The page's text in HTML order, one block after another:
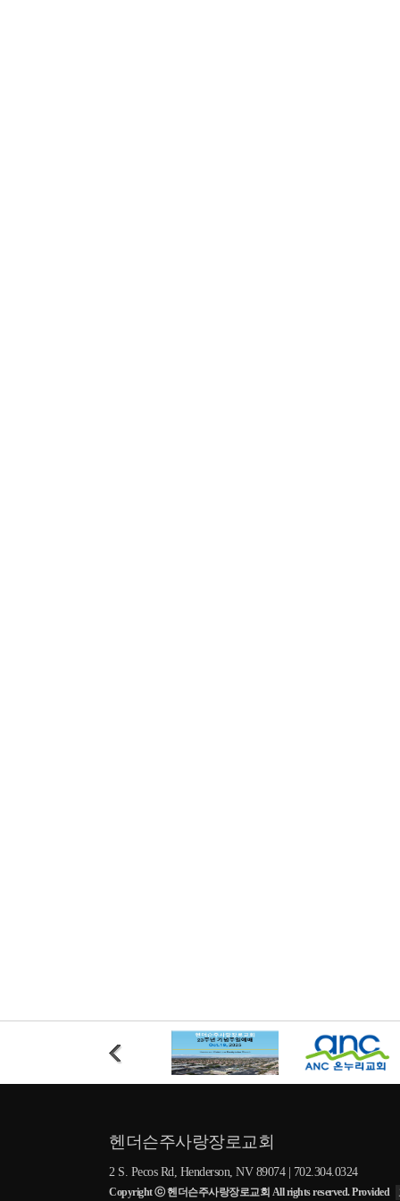
헨더슨주사랑장로교회
2 S. Pecos Rd, Henderson, NV 89074 | 702.304.0324
Copyright ⓒ 헨더슨주사랑장로교회 All rights reserved. Provided